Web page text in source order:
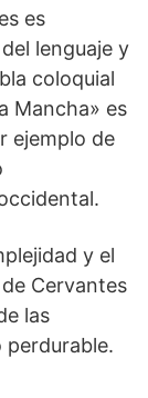
es
lenguaje y
coloquial
Mancha» es
ejemplo de
y el
Cervantes
las
perdurable.